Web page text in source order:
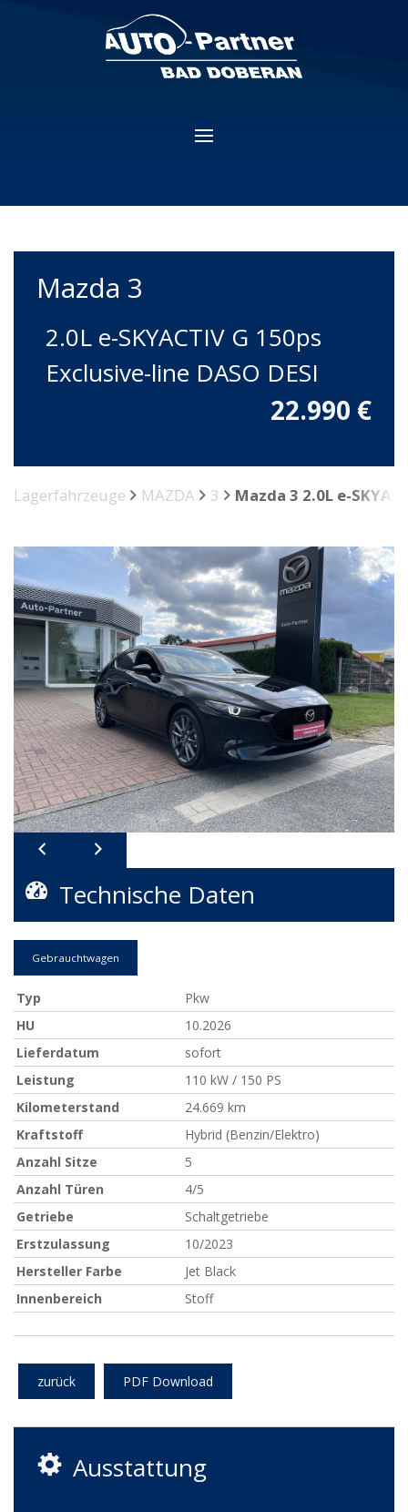
Mazda 3
2.0L e-SKYACTIV G 150ps
Exclusive-line DASO DESI
22.990 €
Lagerfahrzeuge MAZDA 3 Mazda 3 2.0L e-
Technische Daten
Gebrauchtwagen
Typ
Pkw
HU
10.2026
Lieferdatum
sofort
Leistung
110 kW / 150 PS
Kilometerstand
24.669 km
Kraftstoff
Hybrid (Benzin/Elektro)
Anzahl Sitze
5
Anzahl Türen
4/5
Getriebe
Schaltgetriebe
Erstzulassung
10/2023
Hersteller Farbe
Jet Black
Innenbereich
Stoff
zurück PDF Download
Ausstattung